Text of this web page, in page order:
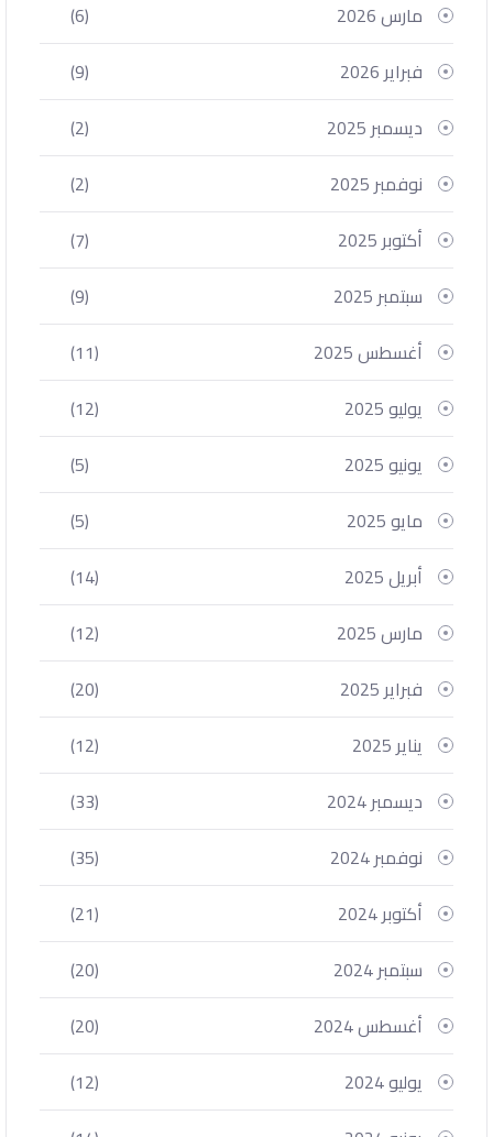
مارس 2026
(6)
فبراير 2026
(9)
ديسمبر 2025
(2)
نوفمبر 2025
(2)
أكتوبر 2025
(7)
سبتمبر 2025
(9)
أغسطس 2025
(11)
يوليو 2025
(12)
يونيو 2025
(5)
مايو 2025
(5)
أبريل 2025
(14)
مارس 2025
(12)
فبراير 2025
(20)
يناير 2025
(12)
ديسمبر 2024
(33)
نوفمبر 2024
(35)
أكتوبر 2024
(21)
سبتمبر 2024
(20)
أغسطس 2024
(20)
يوليو 2024
(12)